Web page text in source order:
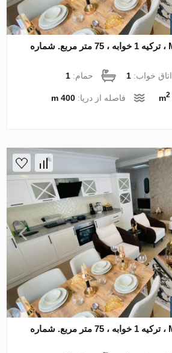
آپارتمان در Mahmutlar ، ترکیه 1 خوابه ، 75 متر مربع. شماره
اتاق خواب:1 حمام:1
2 فاصله از دریا:400 m
آپارتمان در Mahmutlar ، ترکیه 1 خوابه ، 75 متر مربع. شماره